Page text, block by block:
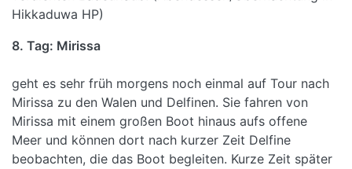
Hikkaduwa HP)
8. Tag: Mirissa
geht es sehr früh morgens noch einmal auf Tour nach
Mirissa zu den Walen und Delfinen. Sie fahren von
Mirissa mit einem großen Boot hinaus aufs offene
Meer und können dort nach kurzer Zeit Delfine
beobachten, die das Boot begleiten. Kurze Zeit später